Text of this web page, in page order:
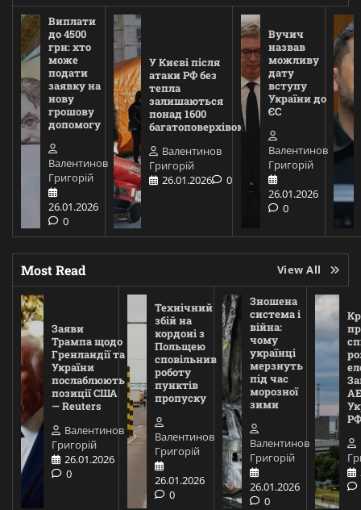
Виплати
до 4500
грн: хто
може
подати
заявку на
нову
грошову
допомогу
Валентинов
Григорій
26.01.2026
0
У Києві після
атаки РФ без
тепла
залишаються
понад 1600
багатоповерхівок
Валентинов
Григорій
26.01.2026
0
Вучич
назвав
можливу
дату
вступу
України до
ЄС
Валентинов
Григорій
26.01.2026
0
Most Read View All
Заяви
Трампа щодо
Гренландії та
України
послаблюють
позиції США
— Reuters
Валентинов
Григорій
26.01.2026
0
Технічний
збій на
кордоні з
Польщею
сповільнив
роботу
пунктів
пропуску
Валентинов
Григорій
26.01.2026
0
Зношена
система і
війна:
чому
українці
мерзнуть
під час
морозної
зими
Валентинов
Григорій
26.01.2026
0
РФ